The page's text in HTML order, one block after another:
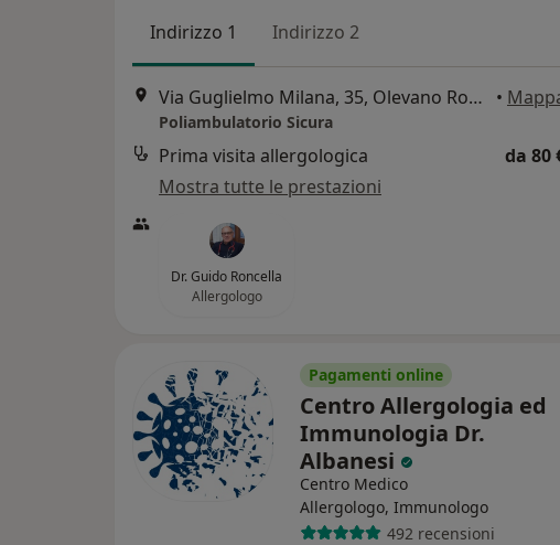
Indirizzo 1 Indirizzo 2
Via Guglielmo Milana, 35, Olevano Romano •
Poliambulatorio Sicura
Prima visita allergologica
da 80
Mostra tutte le prestazioni
Dr. Guido Roncella
Allergologo
Pagamenti online
Centro Allergologia ed
Immunologia Dr.
Albanesi
Centro Medico
Allergologo, Immunologo
492 recensioni